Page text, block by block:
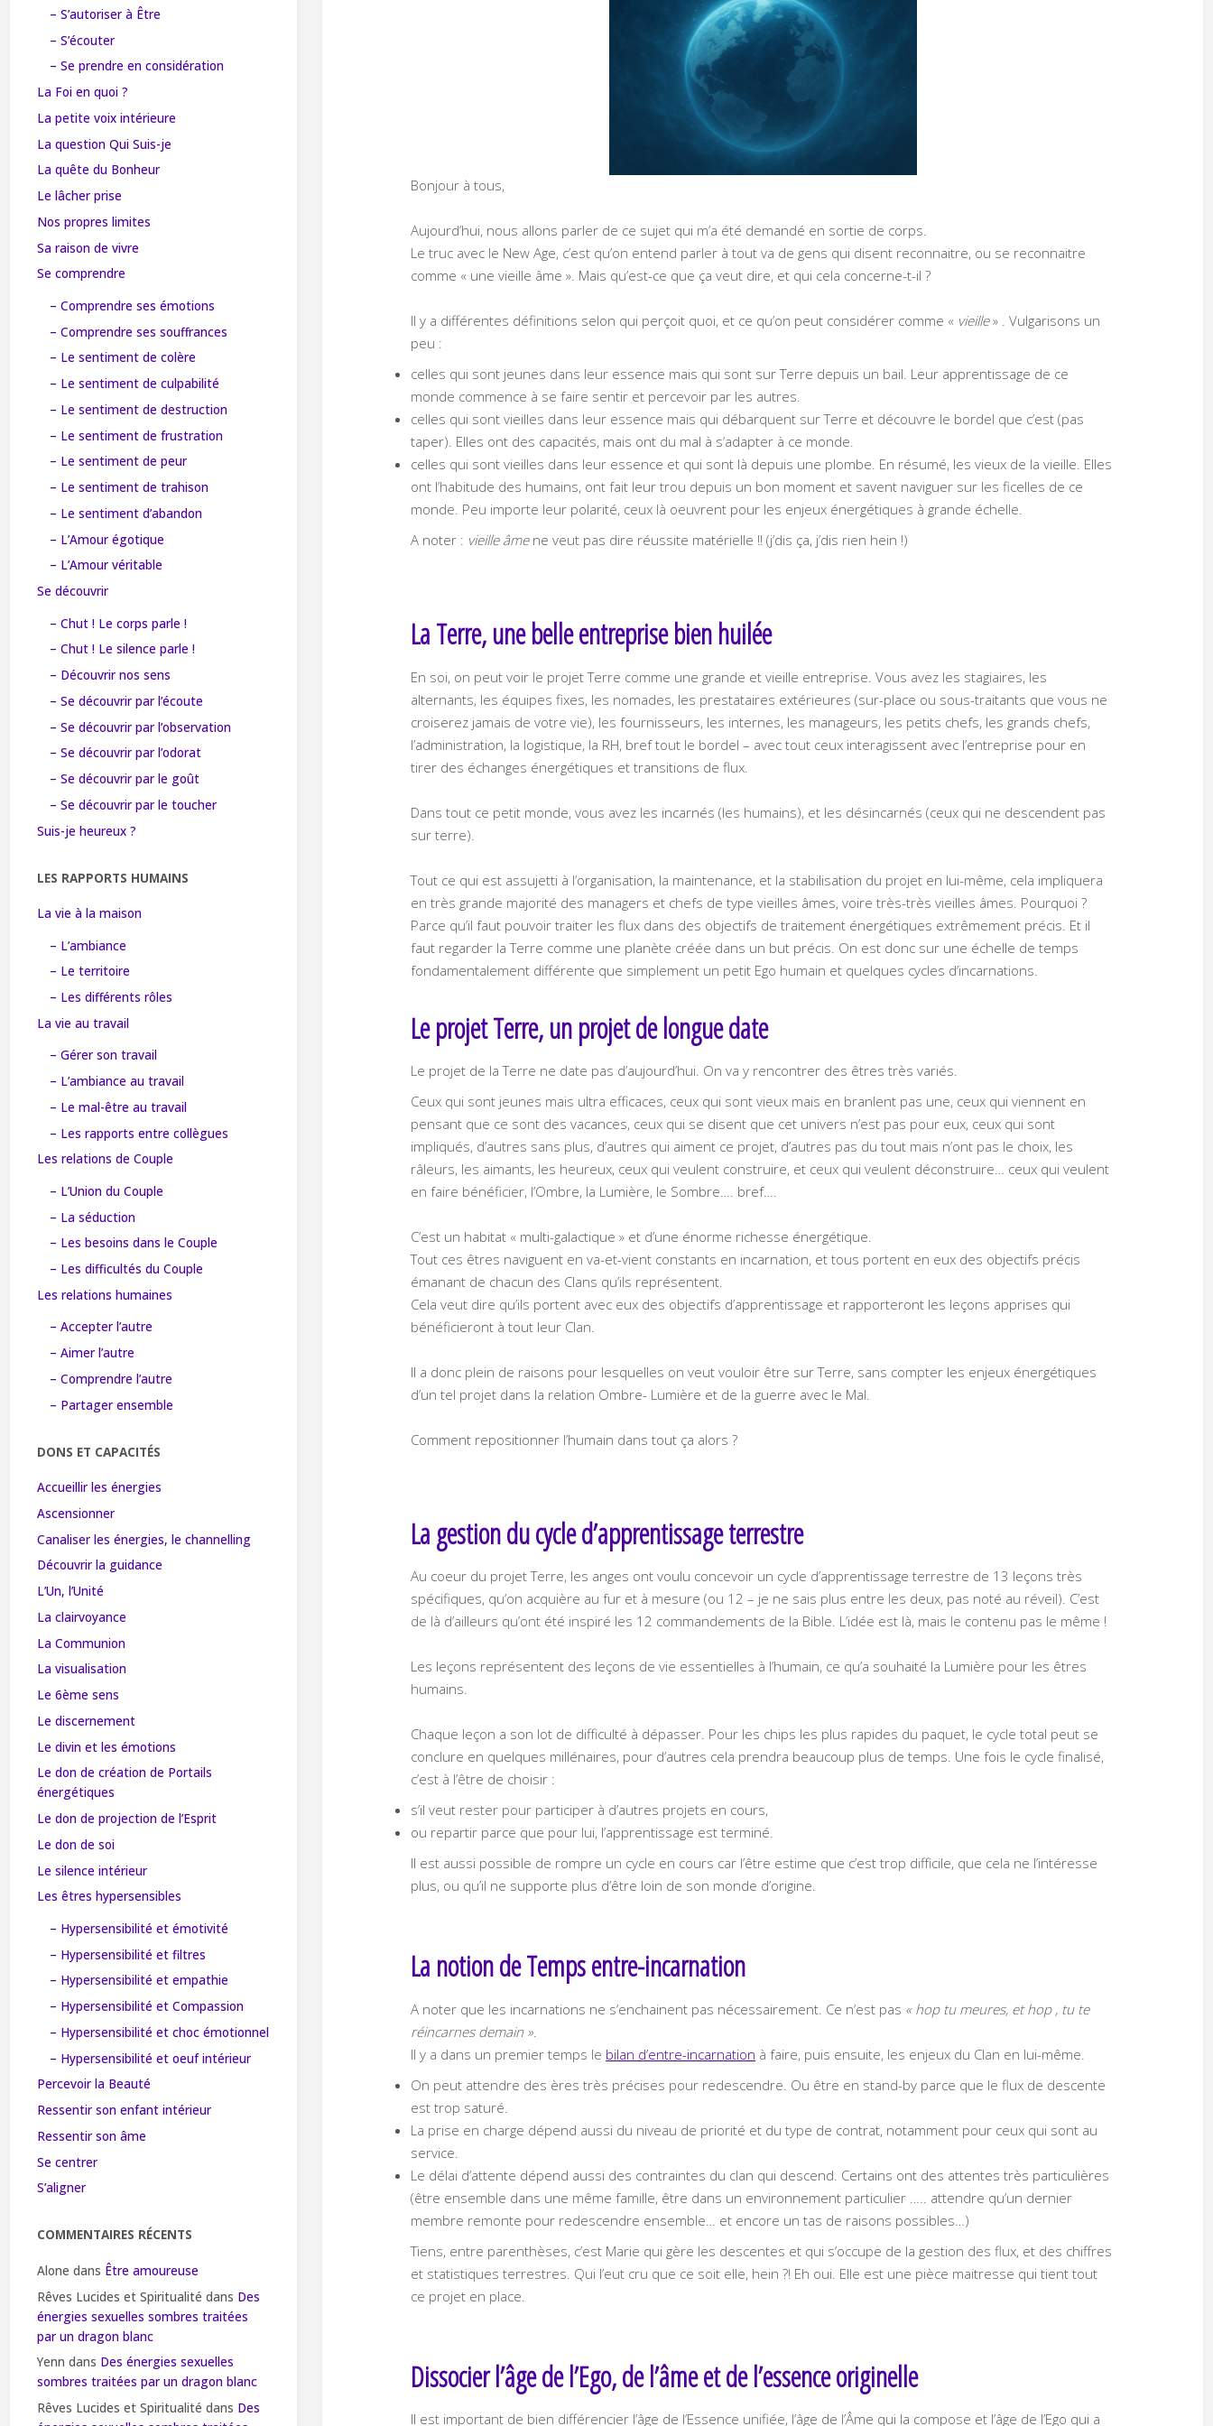
Bonjour à tous,
Aujourd’hui, nous allons parler de ce sujet qui m’a été demandé en sortie de corps.
Le truc avec le New Age, c’est qu’on entend parler à tout va de gens qui disent reconnaitre, ou se reconnaitre
comme « une vieille âme ». Mais qu’est-ce que ça veut dire, et qui cela concerne-t-il ?
Il y a différentes définitions selon qui perçoit quoi, et ce qu’on peut considérer comme « vieille» . Vulgarisons un
peu :
celles qui sont jeunes dans leur essence mais qui sont sur Terre depuis un bail. Leur apprentissage de ce
monde commence à se faire sentir et percevoir par les autres.
celles qui sont vieilles dans leur essence mais qui débarquent sur Terre et découvre le bordel que c’est (pas
taper). Elles ont des capacités, mais ont du mal à s’adapter à ce monde.
celles qui sont vieilles dans leur essence et qui sont là depuis une plombe. En résumé, les vieux de la vieille. Elles
ont l’habitude des humains, ont fait leur trou depuis un bon moment et savent naviguer sur les ficelles de ce
monde. Peu importe leur polarité, ceux là oeuvrent pour les enjeux énergétiques à grande échelle.
A noter : vieille âme ne veut pas dire réussite matérielle !! (j’dis ça, j’dis rien hein !)
La Terre, une belle entreprise bien huilée
En soi, on peut voir le projet Terre comme une grande et vieille entreprise. Vous avez les stagiaires, les
alternants, les équipes fixes, les nomades, les prestataires extérieures (sur-place ou sous-traitants que vous ne
croiserez jamais de votre vie), les fournisseurs, les internes, les manageurs, les petits chefs, les grands chefs,
l’administration, la logistique, la RH, bref tout le bordel – avec tout ceux interagissent avec l’entreprise pour en
tirer des échanges énergétiques et transitions de flux.
Dans tout ce petit monde, vous avez les incarnés (les humains), et les désincarnés (ceux qui ne descendent pas
sur terre).
Tout ce qui est assujetti à l’organisation, la maintenance, et la stabilisation du projet en lui-même, cela impliquera
en très grande majorité des managers et chefs de type vieilles âmes, voire très-très vieilles âmes. Pourquoi ?
Parce qu’il faut pouvoir traiter les flux dans des objectifs de traitement énergétiques extrêmement précis. Et il
faut regarder la Terre comme une planète créée dans un but précis. On est donc sur une échelle de temps
fondamentalement différente que simplement un petit Ego humain et quelques cycles d’incarnations.
Le projet Terre, un projet de longue date
Le projet de la Terre ne date pas d’aujourd’hui. On va y rencontrer des êtres très variés.
Ceux qui sont jeunes mais ultra efficaces, ceux qui sont vieux mais en branlent pas une, ceux qui viennent en
pensant que ce sont des vacances, ceux qui se disent que cet univers n’est pas pour eux, ceux qui sont
impliqués, d’autres sans plus, d’autres qui aiment ce projet, d’autres pas du tout mais n’ont pas le choix, les
râleurs, les aimants, les heureux, ceux qui veulent construire, et ceux qui veulent déconstruire… ceux qui veulent
en faire bénéficier, l’Ombre, la Lumière, le Sombre…. bref….
C’est un habitat « multi-galactique » et d’une énorme richesse énergétique.
Tout ces êtres naviguent en va-et-vient constants en incarnation, et tous portent en eux des objectifs précis
émanant de chacun des Clans qu’ils représentent.
Cela veut dire qu’ils portent avec eux des objectifs d’apprentissage et rapporteront les leçons apprises qui
bénéficieront à tout leur Clan.
Il a donc plein de raisons pour lesquelles on veut vouloir être sur Terre, sans compter les enjeux énergétiques
d’un tel projet dans la relation Ombre- Lumière et de la guerre avec le Mal.
Comment repositionner l’humain dans tout ça alors ?
La gestion du cycle d’apprentissage terrestre
Au coeur du projet Terre, les anges ont voulu concevoir un cycle d’apprentissage terrestre de 13 leçons très
spécifiques, qu’on acquière au fur et à mesure (ou 12 – je ne sais plus entre les deux, pas noté au réveil). C’est
de là d’ailleurs qu’ont été inspiré les 12 commandements de la Bible. L’idée est là, mais le contenu pas le même !
Les leçons représentent des leçons de vie essentielles à l’humain, ce qu’a souhaité la Lumière pour les êtres
humains.
Chaque leçon a son lot de difficulté à dépasser. Pour les chips les plus rapides du paquet, le cycle total peut se
conclure en quelques millénaires, pour d’autres cela prendra beaucoup plus de temps. Une fois le cycle finalisé,
c’est à l’être de choisir :
s’il veut rester pour participer à d’autres projets en cours,
ou repartir parce que pour lui, l’apprentissage est terminé.
Il est aussi possible de rompre un cycle en cours car l’être estime que c’est trop difficile, que cela ne l’intéresse
plus, ou qu’il ne supporte plus d’être loin de son monde d’origine.
La notion de Temps entre-incarnation
A noter que les incarnations ne s’enchainent pas nécessairement. Ce n’est pas « hop tu meures, et hop , tu te
réincarnes demain »
Il y a dans un premier temps le bilan d’entre-incarnation à faire, puis ensuite, les enjeux du Clan en lui-même.
On peut attendre des ères très précises pour redescendre. Ou être en stand-by parce que le flux de descente
est trop saturé.
La prise en charge dépend aussi du niveau de priorité et du type de contrat, notamment pour ceux qui sont au
service.
Le délai d’attente dépend aussi des contraintes du clan qui descend. Certains ont des attentes très particulières
(être ensemble dans une même famille, être dans un environnement particulier ….. attendre qu’un dernier
membre remonte pour redescendre ensemble… et encore un tas de raisons possibles…)
Tiens, entre parenthèses, c’est Marie qui gère les descentes et qui s’occupe de la gestion des flux, et des chiffres
et statistiques terrestres. Qui l’eut cru que ce soit elle, hein ?! Eh oui. Elle est une pièce maitresse qui tient tout
ce projet en place.
Dissocier l’âge de l’Ego, de l’âme et de l’essence originelle
Il est important de bien différencier l’âge de l’Essence unifiée, l’âge de l’Âme qui la compose et l’âge de l’Ego qui a
– S’autoriser à Être
– S’écouter
– Se prendre en considération
La Foi en quoi ?
La petite voix intérieure
La question Qui Suis-je
La quête du Bonheur
Le lâcher prise
Nos propres limites
Sa raison de vivre
Se comprendre
– Comprendre ses émotions
– Comprendre ses souffrances
– Le sentiment de colère
– Le sentiment de culpabilité
– Le sentiment de destruction
– Le sentiment de frustration
– Le sentiment de peur
– Le sentiment de trahison
– Le sentiment d’abandon
– L’Amour égotique
– L’Amour véritable
Se découvrir
– Chut ! Le corps parle !
– Chut ! Le silence parle !
– Découvrir nos sens
– Se découvrir par l’écoute
– Se découvrir par l’observation
– Se découvrir par l’odorat
– Se découvrir par le goût
– Se découvrir par le toucher
Suis-je heureux ?
LES RAPPORTS HUMAINS
La vie à la maison
– L’ambiance
– Le territoire
– Les différents rôles
La vie au travail
– Gérer son travail
– L’ambiance au travail
– Le mal-être au travail
– Les rapports entre collègues
Les relations de Couple
– L’Union du Couple
– La séduction
– Les besoins dans le Couple
– Les difficultés du Couple
Les relations humaines
– Accepter l’autre
– Aimer l’autre
– Comprendre l’autre
– Partager ensemble
DONS ET CAPACITÉS
Accueillir les énergies
Ascensionner
Canaliser les énergies, le channelling
Découvrir la guidance
L’Un, l’Unité
La clairvoyance
La Communion
La visualisation
Le 6ème sens
Le discernement
Le divin et les émotions
Le don de création de Portails
énergétiques
Le don de projection de l’Esprit
Le don de soi
Le silence intérieur
Les êtres hypersensibles
– Hypersensibilité et émotivité
– Hypersensibilité et filtres
– Hypersensibilité et empathie
– Hypersensibilité et Compassion
– Hypersensibilité et choc émotionnel
– Hypersensibilité et oeuf intérieur
Percevoir la Beauté
Ressentir son enfant intérieur
Ressentir son âme
Se centrer
S’aligner
COMMENTAIRES RÉCENTS
Alone dans Être amoureuse
Rêves Lucides et Spiritualité dans Des
énergies sexuelles sombres traitées
par un dragon blanc
Yenn dans Des énergies sexuelles
sombres traitées par un dragon blanc
Rêves Lucides et Spiritualité dans Des